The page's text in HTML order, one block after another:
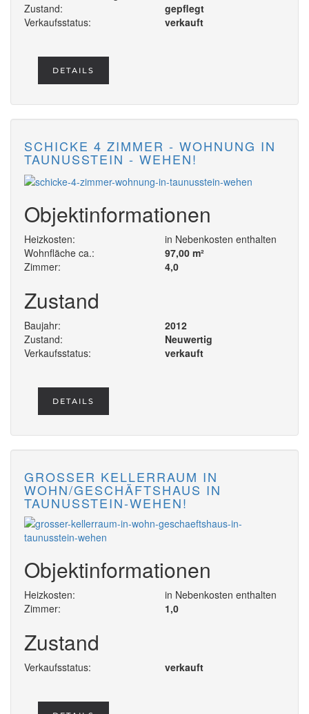
Zustand:
gepflegt
Verkaufsstatus:
verkauft
DETAILS
SCHICKE 4 ZIMMER - WOHNUNG IN
TAUNUSSTEIN - WEHEN!
Objektinformationen
Heizkosten:
in Nebenkosten enthalten
Wohnfläche ca.:
97,00 m²
Zimmer:
4,0
Zustand
Baujahr:
2012
Zustand:
Neuwertig
Verkaufsstatus:
verkauft
DETAILS
GROSSER KELLERRAUM IN W
OHN/GESCHÄFTSHAUS IN T
AUNUSSTEIN-WEHEN!
Objektinformationen
Heizkosten:
in Nebenkosten enthalten
Zimmer:
1,0
Zustand
Verkaufsstatus: verkauft